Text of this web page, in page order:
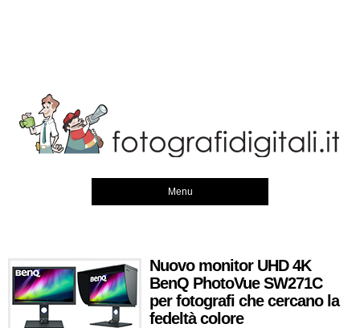
Menu
Nuovo monitor UHD 4K
BenQ PhotoVue SW271C
per fotografi che cercano la
fedeltà colore